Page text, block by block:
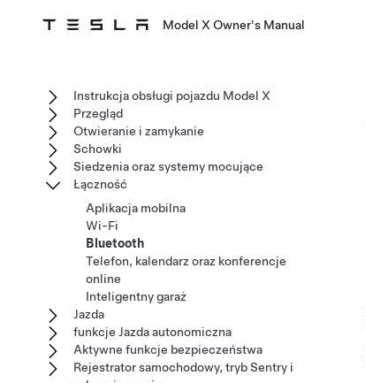
Model X Owner's Manual
Instrukcja obsługi pojazdu Model X
Przegląd
Otwieranie i zamykanie
Schowki
Siedzenia oraz systemy mocujące
Łączność
Aplikacja mobilna
Wi-Fi
Bluetooth
Telefon, kalendarz oraz konferencje
online
Inteligentny garaż
Jazda
funkcje Jazda autonomiczna
Aktywne funkcje bezpieczeństwa
Rejestrator samochodowy, tryb Sentry i